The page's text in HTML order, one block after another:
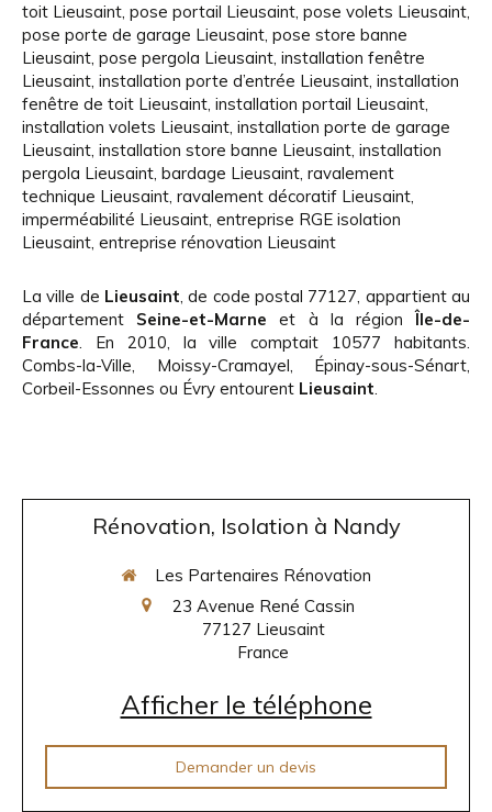
toit Lieusaint, pose portail Lieusaint, pose volets Lieusaint,
pose porte de garage Lieusaint, pose store banne
Lieusaint, pose pergola Lieusaint, installation fenêtre
Lieusaint, installation porte d’entrée Lieusaint, installation
fenêtre de toit Lieusaint, installation portail Lieusaint,
installation volets Lieusaint, installation porte de garage
Lieusaint, installation store banne Lieusaint, installation
pergola Lieusaint, bardage Lieusaint, ravalement
technique Lieusaint, ravalement décoratif Lieusaint,
imperméabilité Lieusaint, entreprise RGE isolation
Lieusaint, entreprise rénovation Lieusaint
La ville de Lieusaint, de code postal 77127, appartient au
département Seine-et-Marne et à la régionÎle-de-
France. En 2010, la ville comptait 10577 habitants.
Combs-la-Ville, Moissy-Cramayel, Épinay-sous-Sénart,
Corbeil-Essonnes ou Évry entourent Lieusaint.
Rénovation, Isolation à Nandy
Les Partenaires Rénovation
23 Avenue René Cassin
77127 Lieusaint
France
Afficher le téléphone
Demander un devis